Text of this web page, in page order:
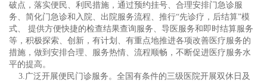
破点，落实便民、利民措施，通过预约挂号、合理安排门急诊服
务、简化门急诊和入院、出院服务流程、推行“先诊疗，后结算”模
式、 提供方便快捷的检查结果查询服务、导医服务和即时结算服务
等，积极探索、创新，有计划、有重点地推进各项改善医疗服务的
措施，做到安排合理、服务热情、流程顺畅，不断促进医疗服务水
平的提高。
3.广泛开展便民门诊服务。全国有条件的三级医院开展双休日及